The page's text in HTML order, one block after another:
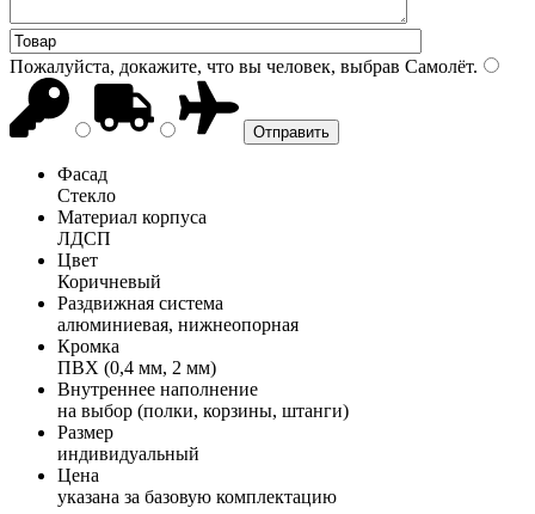
Пожалуйста, докажите, что вы человек, выбрав Самолёт.
Фасад
Стекло
Материал корпуса
ЛДСП
Цвет
Коричневый
Раздвижная система
алюминиевая, нижнеопорная
Кромка
ПВХ (0,4 мм, 2 мм)
Внутреннее наполнение
на выбор (полки, корзины, штанги)
Размер
индивидуальный
Цена
указана за базовую комплектацию